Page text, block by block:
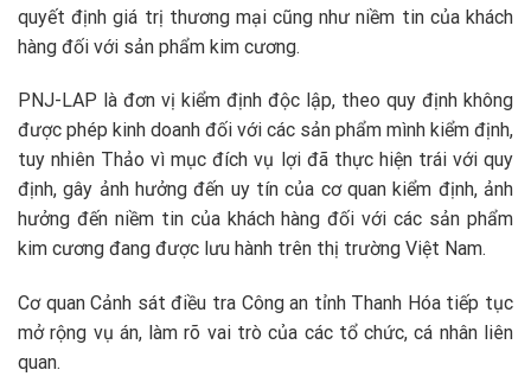
quyết định giá trị thương mại cũng như niềm tin của khách
hàng đối với sản phẩm kim cương.
PNJ-LAP là đơn vị kiểm định độc lập, theo quy định không
được phép kinh doanh đối với các sản phẩm mình kiểm định,
tuy nhiên Thảo vì mục đích vụ lợi đã thực hiện trái với quy
định, gây ảnh hưởng đến uy tín của cơ quan kiểm định, ảnh
hưởng đến niềm tin của khách hàng đối với các sản phẩm
kim cương đang được lưu hành trên thị trường Việt Nam.
Cơ quan Cảnh sát điều tra Công an tỉnh Thanh Hóa tiếp tục
mở rộng vụ án, làm rõ vai trò của các tổ chức, cá nhân liên
quan.